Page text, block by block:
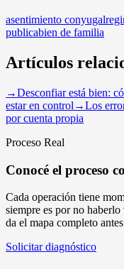
asentimiento conyugal
publicabien de familia
Artículos
→Desconfiar está bien:
estar en control →Los
por cuenta propia
Proceso Real
Conocé el proceso
Cada operación tiene
siempre es por no
da el mapa completo
Solicitar diagnóstico